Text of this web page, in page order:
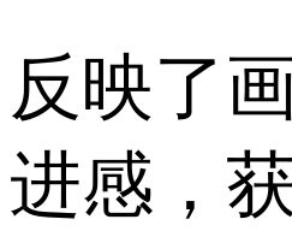
反映了
进感，